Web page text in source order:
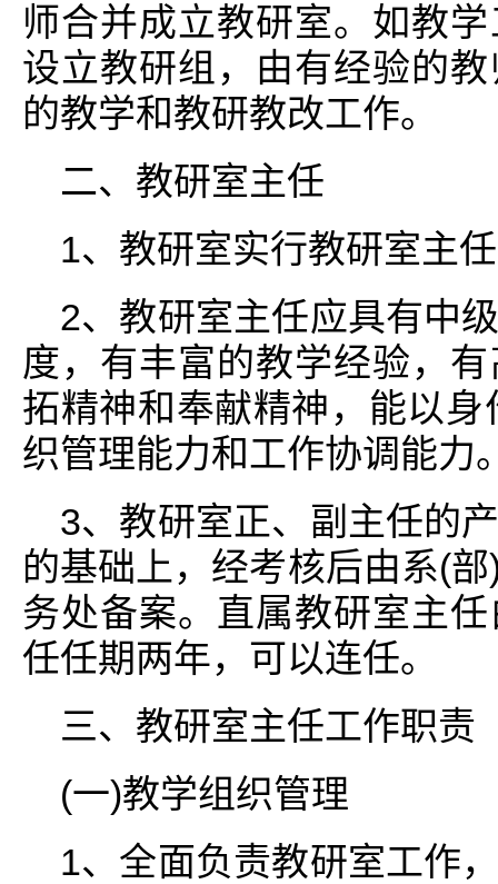
师合并成立教研室。如教
设立教研组，由有经验的
的教学和教研教改工作。
二、教研室主任
1、教研室实行教研室主
2、教研室主任应具有中
度，有丰富的教学经验，
拓精神和奉献精神，能以
织管理能力和工作协调能力
3、教研室正、副主任的
的基础上，经考核后由系(
务处备案。直属教研室主
任任期两年，可以连任。
三、教研室主任工作职责
(一)教学组织管理
1、全面负责教研室工作